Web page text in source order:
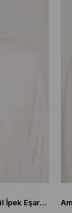
Armine İndigo Degrade Geçişli Tivil İpek Eşarp 9051 - 11